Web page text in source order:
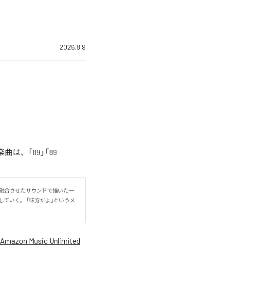
2026.8.9
は、「89」「89
合させたサウンドで描いた一
いく。 「味方だよ」というメ
Amazon Music Unlimited